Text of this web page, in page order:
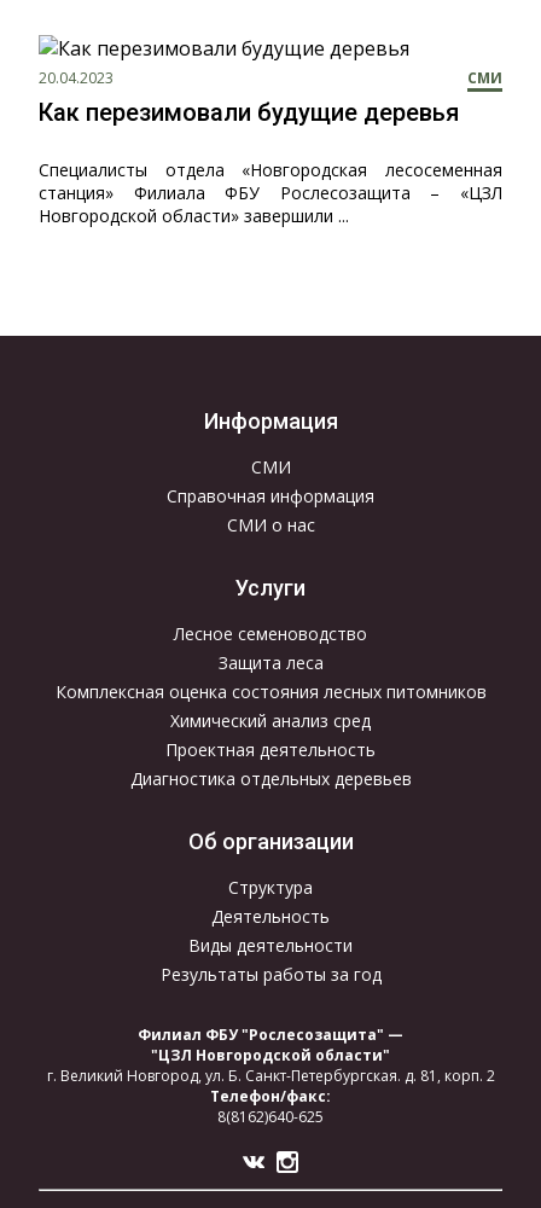
20.04.2023 СМИ
Как перезимовали будущие деревья
Специалисты отдела «Новгородская лесосеменная
станция» Филиала ФБУ Рослесозащита – «ЦЗЛ
Новгородской области» завершили ...
Информация
СМИ
Справочная информация
СМИ о нас
Услуги
Лесное семеноводство
Защита леса
Комплексная оценка состояния лесных питомников
Химический анализ сред
Проектная деятельность
Диагностика отдельных деревьев
Об организации
Структура
Деятельность
Виды деятельности
Результаты работы за год
Филиал ФБУ "Рослесозащита" —
"ЦЗЛ Новгородской области"
г. Великий Новгород, ул. Б. Санкт-Петербургская. д. 81, корп. 2
Телефон/факс:
8(8162)640-625